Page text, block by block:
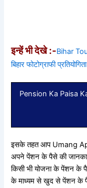
इन्हें भी देखे :-Bihar
बिहार फोटोग्राफी
Pension Ka Paisa
इसके तहत आप Umang
अपने पेंशन के पैसे की
किसी भी योजना के पेंशन के
के माध्यम से खुद से पेंशन के